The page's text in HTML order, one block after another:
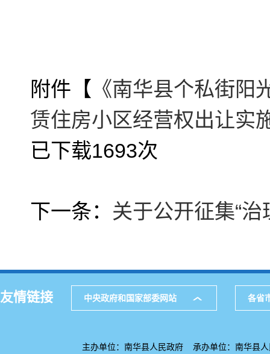
附件【 《南华县个私街
赁住房小区经营权出让实
已下载1693次
下一条： 关于公开征集“
友情链接 中央政府和国家部委网站 各省
主办单位：南华县人民政府 承办单位：南华县人